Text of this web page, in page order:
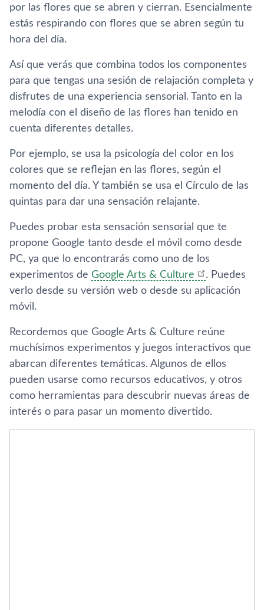
por las flores que se abren y cierran. Esencialmente
estás respirando con flores que se abren según tu
hora del día.
Así que verás que combina todos los componentes
para que tengas una sesión de relajación completa y
disfrutes de una experiencia sensorial. Tanto en la
melodía con el diseño de las flores han tenido en
cuenta diferentes detalles.
Por ejemplo, se usa la psicología del color en los
colores que se reflejan en las flores, según el
momento del día. Y también se usa el Círculo de las
quintas para dar una sensación relajante.
Puedes probar esta sensación sensorial que te
propone Google tanto desde el móvil como desde
PC, ya que lo encontrarás como uno de los
experimentos de Google Arts & Culture
. Puedes
verlo desde su versión web o desde su aplicación
móvil.
Recordemos que Google Arts & Culture reúne
muchísimos experimentos y juegos interactivos que
abarcan diferentes temáticas. Algunos de ellos
pueden usarse como recursos educativos, y otros
como herramientas para descubrir nuevas áreas de
interés o para pasar un momento divertido.